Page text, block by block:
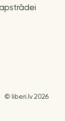
© liberi.lv 2026